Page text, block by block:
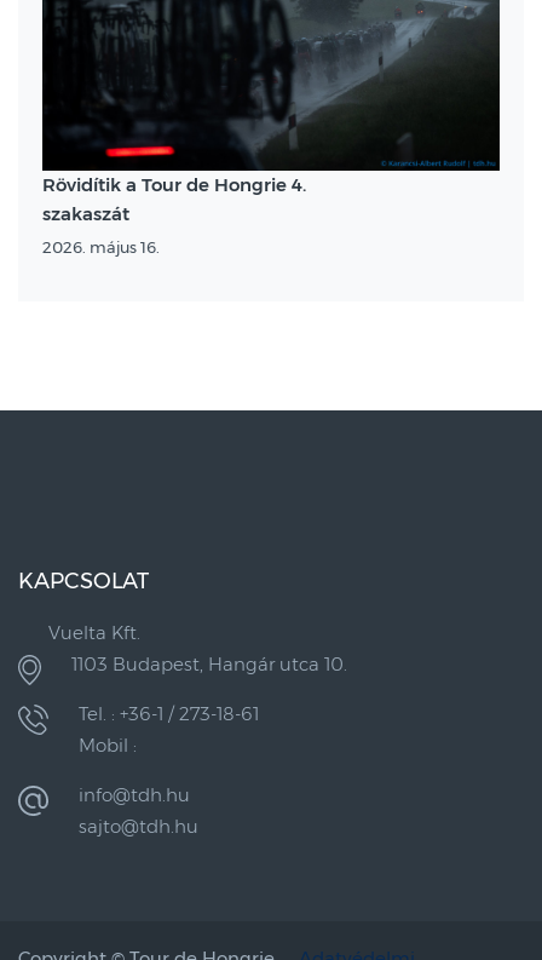
Rövidítik a Tour de Hongrie 4.
szakaszát
2026. május 16.
KAPCSOLAT
Vuelta Kft.
1103 Budapest, Hangár utca 10.
Tel. : +36-1 / 273-18-61
Mobil :
info@tdh.hu
sajto@tdh.hu